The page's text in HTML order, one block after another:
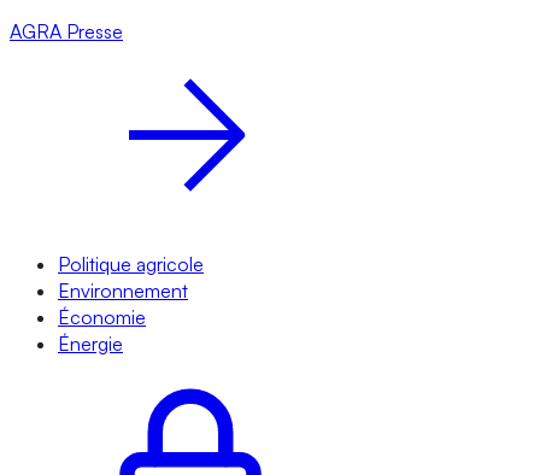
AGRA Presse
Politique agricole
Environnement
Économie
Énergie